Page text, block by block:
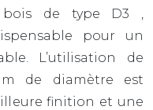
de type D3 ,
pour un
L’utilisation de
de diamètre est
finition et une